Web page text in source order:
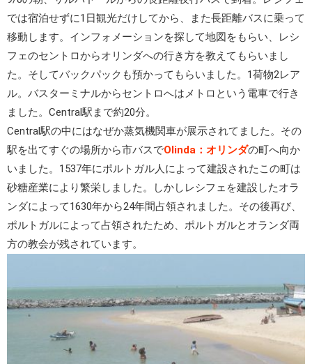
では宿泊せずに1日観光だけしてから、また長距離バスに乗って
移動します。インフォメーションを探して地図をもらい、レシ
フェのセントロからオリンダへの行き方を教えてもらいまし
た。そしてバックパックも預かってもらいました。1荷物2レア
ル。バスターミナルからセントロへはメトロという電車で行き
ました。Central駅まで約20分。
Central駅の中にはなぜか蒸気機関車が展示されてました。その
駅を出てすぐの場所から市バスでOlinda：オリンダの町へ向か
いました。1537年にポルトガル人によって建設されたこの町は
砂糖産業により繁栄しました。しかしレシフェを建設したオラ
ンダによって1630年から24年間占領されました。その後再び、
ポルトガルによって占領されたため、ポルトガルとオランダ両
方の教会が残されています。